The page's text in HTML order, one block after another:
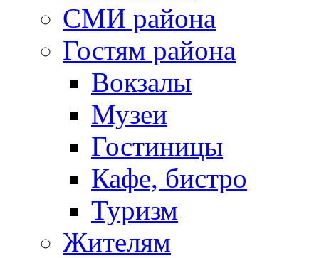
СМИ района
Гостям района
Вокзалы
Музеи
Гостиницы
Кафе, бистро
Туризм
Жителям